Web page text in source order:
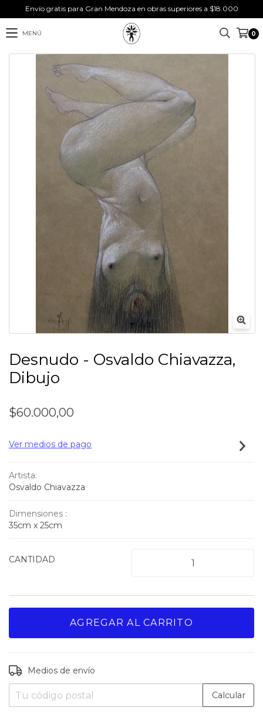
Envío gratis para Gran Mendoza en obras superiores a $18.000
MENÚ 0
Desnudo - Osvaldo Chiavazza,
Dibujo
$60.000,00
Ver medios de pago
Artista:
Osvaldo Chiavazza
Dimensiones :
35cm x 25cm
CANTIDAD
Entregas para el CP:
Medios de envío
Calcular